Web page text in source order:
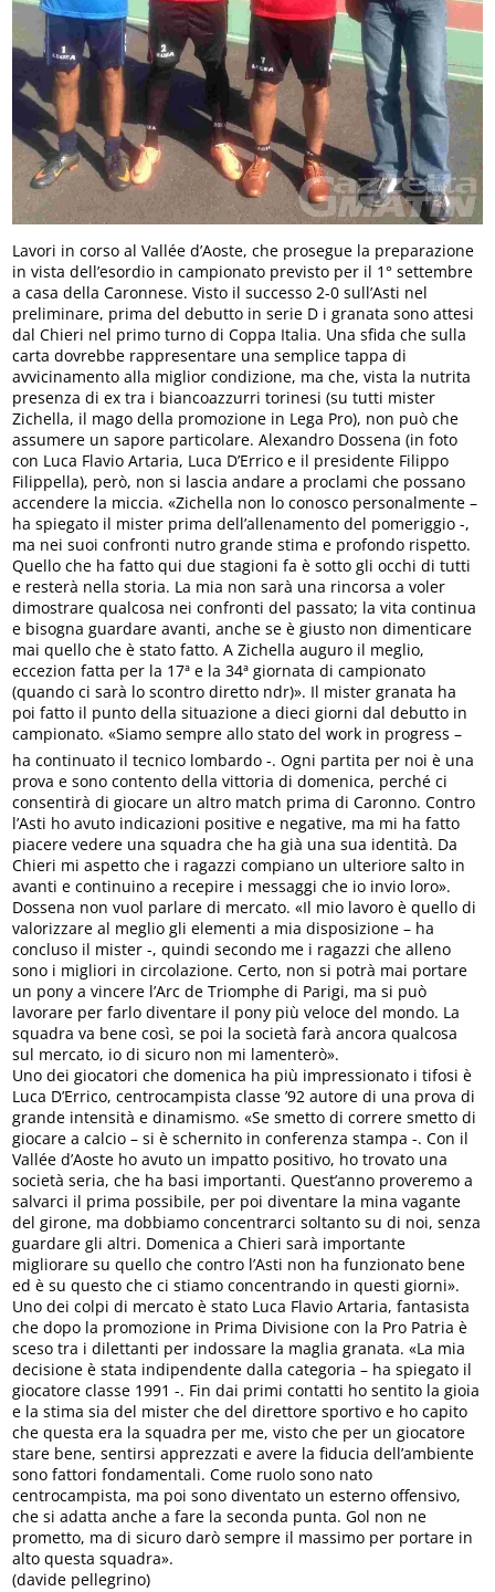
Lavori in corso al Vallée d’Aoste, che prosegue la preparazione
in vista dell’esordio in campionato previsto per il 1° settembre
a casa della Caronnese. Visto il successo 2-0 sull’Asti nel
preliminare, prima del debutto in serie D i granata sono attesi
dal Chieri nel primo turno di Coppa Italia. Una sfida che sulla
carta dovrebbe rappresentare una semplice tappa di
avvicinamento alla miglior condizione, ma che, vista la nutrita
presenza di ex tra i biancoazzurri torinesi (su tutti mister
Zichella, il mago della promozione in Lega Pro), non può che
assumere un sapore particolare. Alexandro Dossena (in foto
con Luca Flavio Artaria, Luca D’Errico e il presidente Filippo
Filippella), però, non si lascia andare a proclami che possano
accendere la miccia. «Zichella non lo conosco personalmente –
ha spiegato il mister prima dell’allenamento del pomeriggio -,
ma nei suoi confronti nutro grande stima e profondo rispetto.
Quello che ha fatto qui due stagioni fa è sotto gli occhi di tutti
e resterà nella storia. La mia non sarà una rincorsa a voler
dimostrare qualcosa nei confronti del passato; la vita continua
e bisogna guardare avanti, anche se è giusto non dimenticare
mai quello che è stato fatto. A Zichella auguro il meglio,
eccezion fatta per la 17ª e la 34ª giornata di campionato
(quando ci sarà lo scontro diretto ndr)». Il mister granata ha
poi fatto il punto della situazione a dieci giorni dal debutto in
campionato. «Siamo sempre allo stato del work in progress –
ha continuato il tecnico lombardo -. Ogni partita per noi è una
prova e sono contento della vittoria di domenica, perché ci
consentirà di giocare un altro match prima di Caronno. Contro
l’Asti ho avuto indicazioni positive e negative, ma mi ha fatto
piacere vedere una squadra che ha già una sua identità. Da
Chieri mi aspetto che i ragazzi compiano un ulteriore salto in
avanti e continuino a recepire i messaggi che io invio loro».
Dossena non vuol parlare di mercato. «Il mio lavoro è quello di
valorizzare al meglio gli elementi a mia disposizione – ha
concluso il mister -, quindi secondo me i ragazzi che alleno
sono i migliori in circolazione. Certo, non si potrà mai portare
un pony a vincere l’Arc de Triomphe di Parigi, ma si può
lavorare per farlo diventare il pony più veloce del mondo. La
squadra va bene così, se poi la società farà ancora qualcosa
sul mercato, io di sicuro non mi lamenterò».
Uno dei giocatori che domenica ha più impressionato i tifosi è
Luca D’Errico, centrocampista classe ’92 autore di una prova di
grande intensità e dinamismo. «Se smetto di correre smetto di
giocare a calcio – si è schernito in conferenza stampa -. Con il
Vallée d’Aoste ho avuto un impatto positivo, ho trovato una
società seria, che ha basi importanti. Quest’anno proveremo a
salvarci il prima possibile, per poi diventare la mina vagante
del girone, ma dobbiamo concentrarci soltanto su di noi, senza
guardare gli altri. Domenica a Chieri sarà importante
migliorare su quello che contro l’Asti non ha funzionato bene
ed è su questo che ci stiamo concentrando in questi giorni».
Uno dei colpi di mercato è stato Luca Flavio Artaria, fantasista
che dopo la promozione in Prima Divisione con la Pro Patria è
sceso tra i dilettanti per indossare la maglia granata. «La mia
decisione è stata indipendente dalla categoria – ha spiegato il
giocatore classe 1991 -. Fin dai primi contatti ho sentito la gioia
e la stima sia del mister che del direttore sportivo e ho capito
che questa era la squadra per me, visto che per un giocatore
stare bene, sentirsi apprezzati e avere la fiducia dell’ambiente
sono fattori fondamentali. Come ruolo sono nato
centrocampista, ma poi sono diventato un esterno offensivo,
che si adatta anche a fare la seconda punta. Gol non ne
prometto, ma di sicuro darò sempre il massimo per portare in
alto questa squadra».
(davide pellegrino)